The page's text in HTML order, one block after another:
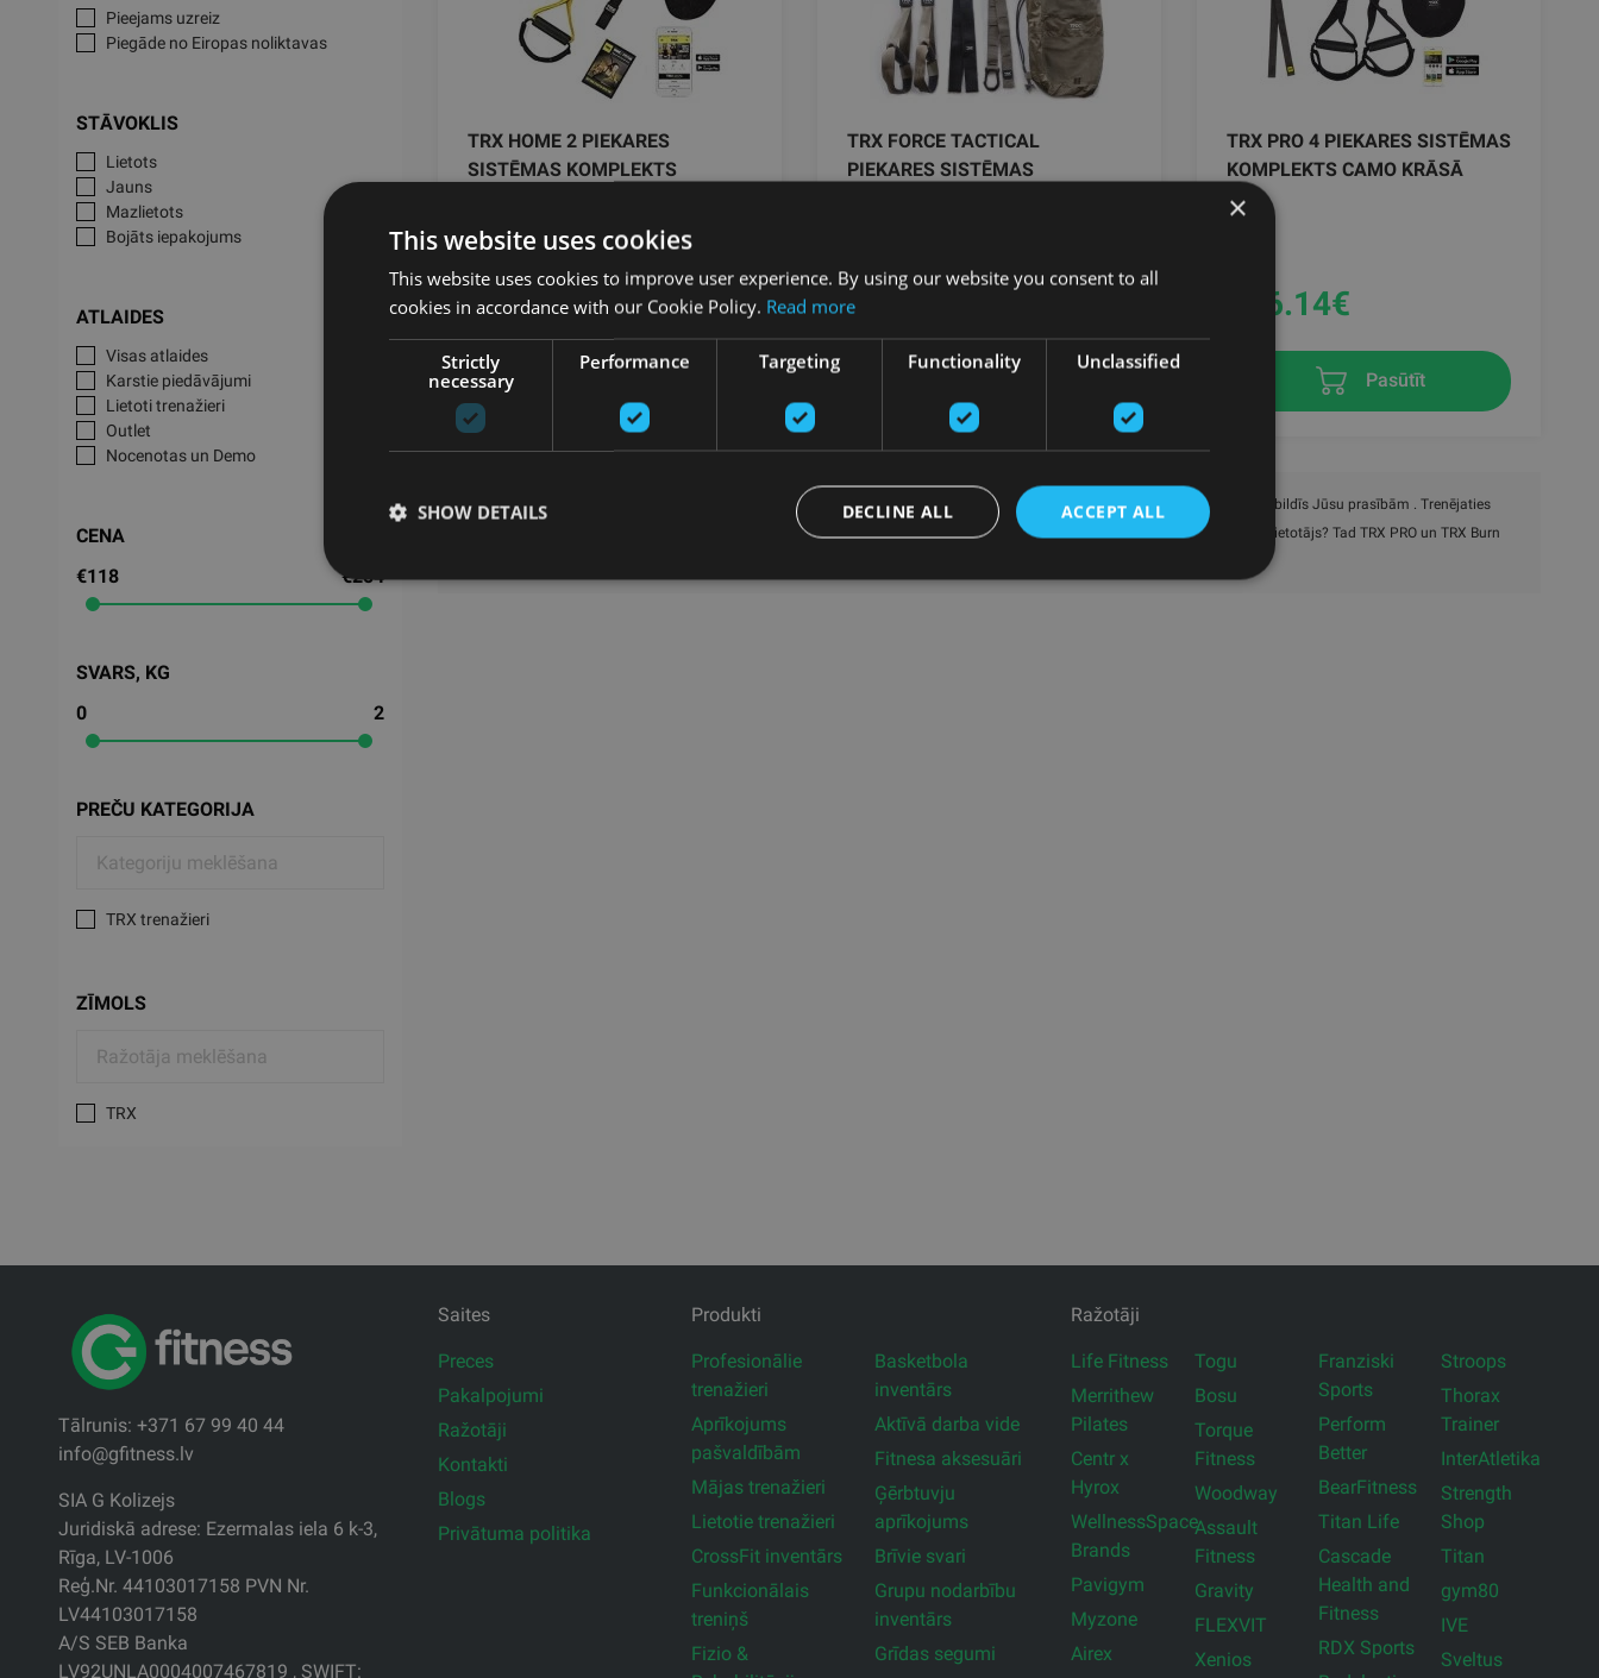
Pieejams uzreiz
Piegāde no Eiropas noliktavas
STĀVOKLIS
Lietots
Jauns
Mazlietots
Bojāts iepakojums
ATLAIDES
Visas atlaides
Karstie piedāvājumi
Lietoti trenažieri
Outlet
Nocenotas un Demo
CENA
€118
€254
SVARS, KG
0
2
PREČU KATEGORIJA
TRX trenažieri
ZĪMOLS
TRX
TRX HOME 2 PIEKARES
SISTĒMAS KOMPLEKTS
181.12€ 201.24 €
TRX FORCE TACTICAL
PIEKARES SISTĒMAS
253.75
Pasūtīt
TRX PRO 4 PIEKARES SISTĒMAS
KOMPLEKTS CAMO KRĀSĀ
TRX
196.14€
Pasūtīt
Plašs klāsts ar oriģinālām TRX piekares sitēmām. Trenējieties kad un kur vēlaties, izmantojot piekares sistēmu, kas visvairāk atbildīs Jūsu prasībām . Trenējaties
mājās? TRX Home2 ir idēāli ielāgots mājas lietošanas vajadzībām. Patīk būt ārā? Izvēlieties ērto TRX Move. Esat profesionāls lietotājs? Tad TRX PRO un TRX Burn
Tālrunis: +371 67 99 40 44
info@gfitness.lv
SIA G Kolizejs
Juridiskā adrese: Ezermalas iela 6 k-3,
Rīga, LV-1006
Reģ.Nr. 44103017158 PVN Nr.
LV44103017158
A/S SEB Banka
LV92UNLA0004007467819 , SWIFT:
Saites
Preces
Pakalpojumi
Ražotāji
Kontakti
Blogs
Privātuma politika
Produkti
Profesionālie
trenažieri
Aprīkojums
pašvaldībām
Mājas trenažieri
Lietotie trenažieri
CrossFit inventārs
Funkcionālais
treniņš
Fizio &
Basketbola
inventārs
Aktīvā darba vide
Fitnesa aksesuāri
Ģērbtuvju
aprīkojums
Brīvie svari
Grupu nodarbību
inventārs
Grīdas segumi
Ražotāji
Life Fitness
Merrithew
Pilates
Centr x
Hyrox
WellnessSpace
Brands
Pavigym
Myzone
Airex
Togu
Bosu
Torque
Fitness
Woodway
Assault
Fitness
Gravity
FLEXVIT
Xenios
Franziski
Sports
Perform
Better
BearFitness
Titan Life
Cascade
Health and
Fitness
RDX Sports
Stroops
Thorax
Trainer
InterAtletika
Strength
Shop
Titan
gym80
IVE
Sveltus
×
This website uses cookies
This website uses cookies to improve user experience. By using our website you consent to all
cookies in accordance with our Cookie Policy. Read more
Strictly
necessary
Performance Targeting Functionality Unclassified
ACCEPT ALL
DECLINE ALL
SHOW DETAILS